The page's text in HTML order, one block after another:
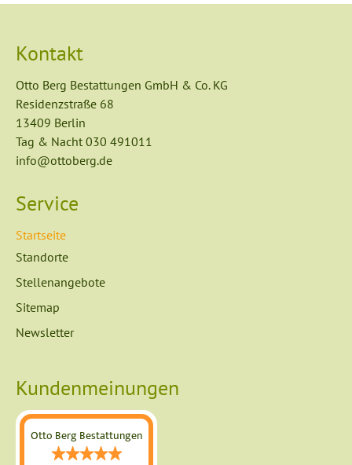
Kontakt
Otto Berg Bestattungen GmbH & Co. KG
Residenzstraße 68
13409 Berlin
Tag & Nacht 030 491011
info@ottoberg.de
Service
Navigation
überspringen
Startseite
Standorte
Stellenangebote
Sitemap
Newsletter
Kundenmeinungen
Otto Berg Bestattungen